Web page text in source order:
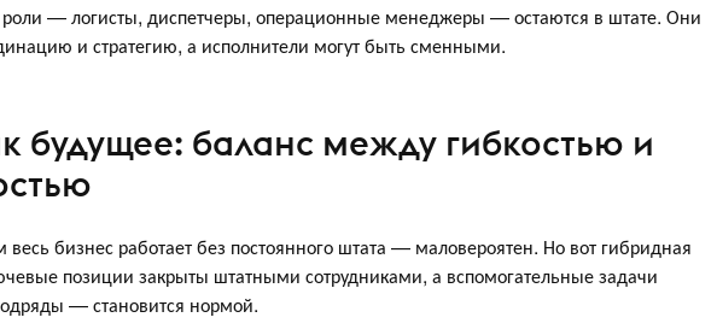
— логисты, диспетчеры, операционные менеджеры — остаются в штате. Они
и стратегию, а исполнители могут быть сменными.
будущее: баланс между гибкостью и
весь бизнес работает без постоянного штата — маловероятен. Но вот гибридная
позиции закрыты штатными сотрудниками, а вспомогательные задачи
— становится нормой.